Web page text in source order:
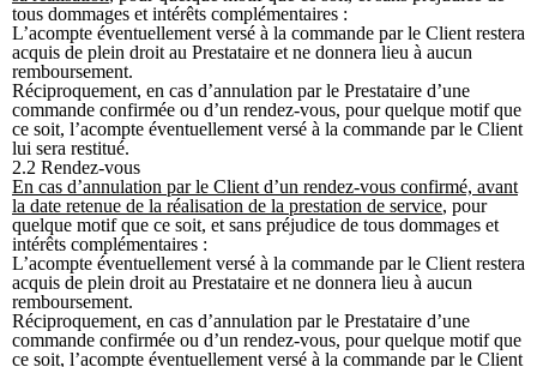
tous dommages et intérêts complémentaires :
L’acompte éventuellement versé à la commande par le Client restera
acquis de plein droit au Prestataire et ne donnera lieu à aucun
remboursement.
Réciproquement, en cas d’annulation par le Prestataire d’une
commande confirmée ou d’un rendez-vous, pour quelque motif que
ce soit, l’acompte éventuellement versé à la commande par le Client
lui sera restitué.
2.2 Rendez-vous
En cas d’annulation par le Client d’un rendez-vous confirmé, avant
la date retenue de la réalisation de la prestation de service, pour
quelque motif que ce soit, et sans préjudice de tous dommages et
intérêts complémentaires :
L’acompte éventuellement versé à la commande par le Client restera
acquis de plein droit au Prestataire et ne donnera lieu à aucun
remboursement.
Réciproquement, en cas d’annulation par le Prestataire d’une
commande confirmée ou d’un rendez-vous, pour quelque motif que
ce soit, l’acompte éventuellement versé à la commande par le Client